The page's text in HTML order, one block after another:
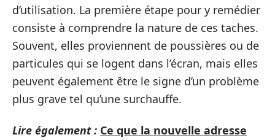
d’utilisation. La première étape pour y remédier
consiste à comprendre la nature de ces taches.
Souvent, elles proviennent de poussières ou de
particules qui se logent dans l’écran, mais elles
peuvent également être le signe d’un problème
plus grave tel qu’une surchauffe.
Lire également : Ce que la nouvelle adresse